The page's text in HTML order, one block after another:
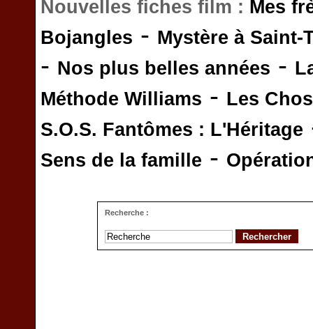
Nouvelles fiches film : Mes
Bojangles - Mystère à Saint-
- Nos plus belles années -
Méthode Williams - Les
S.O.S. Fantômes : L'Héritage
Sens de la famille -
Recherche :